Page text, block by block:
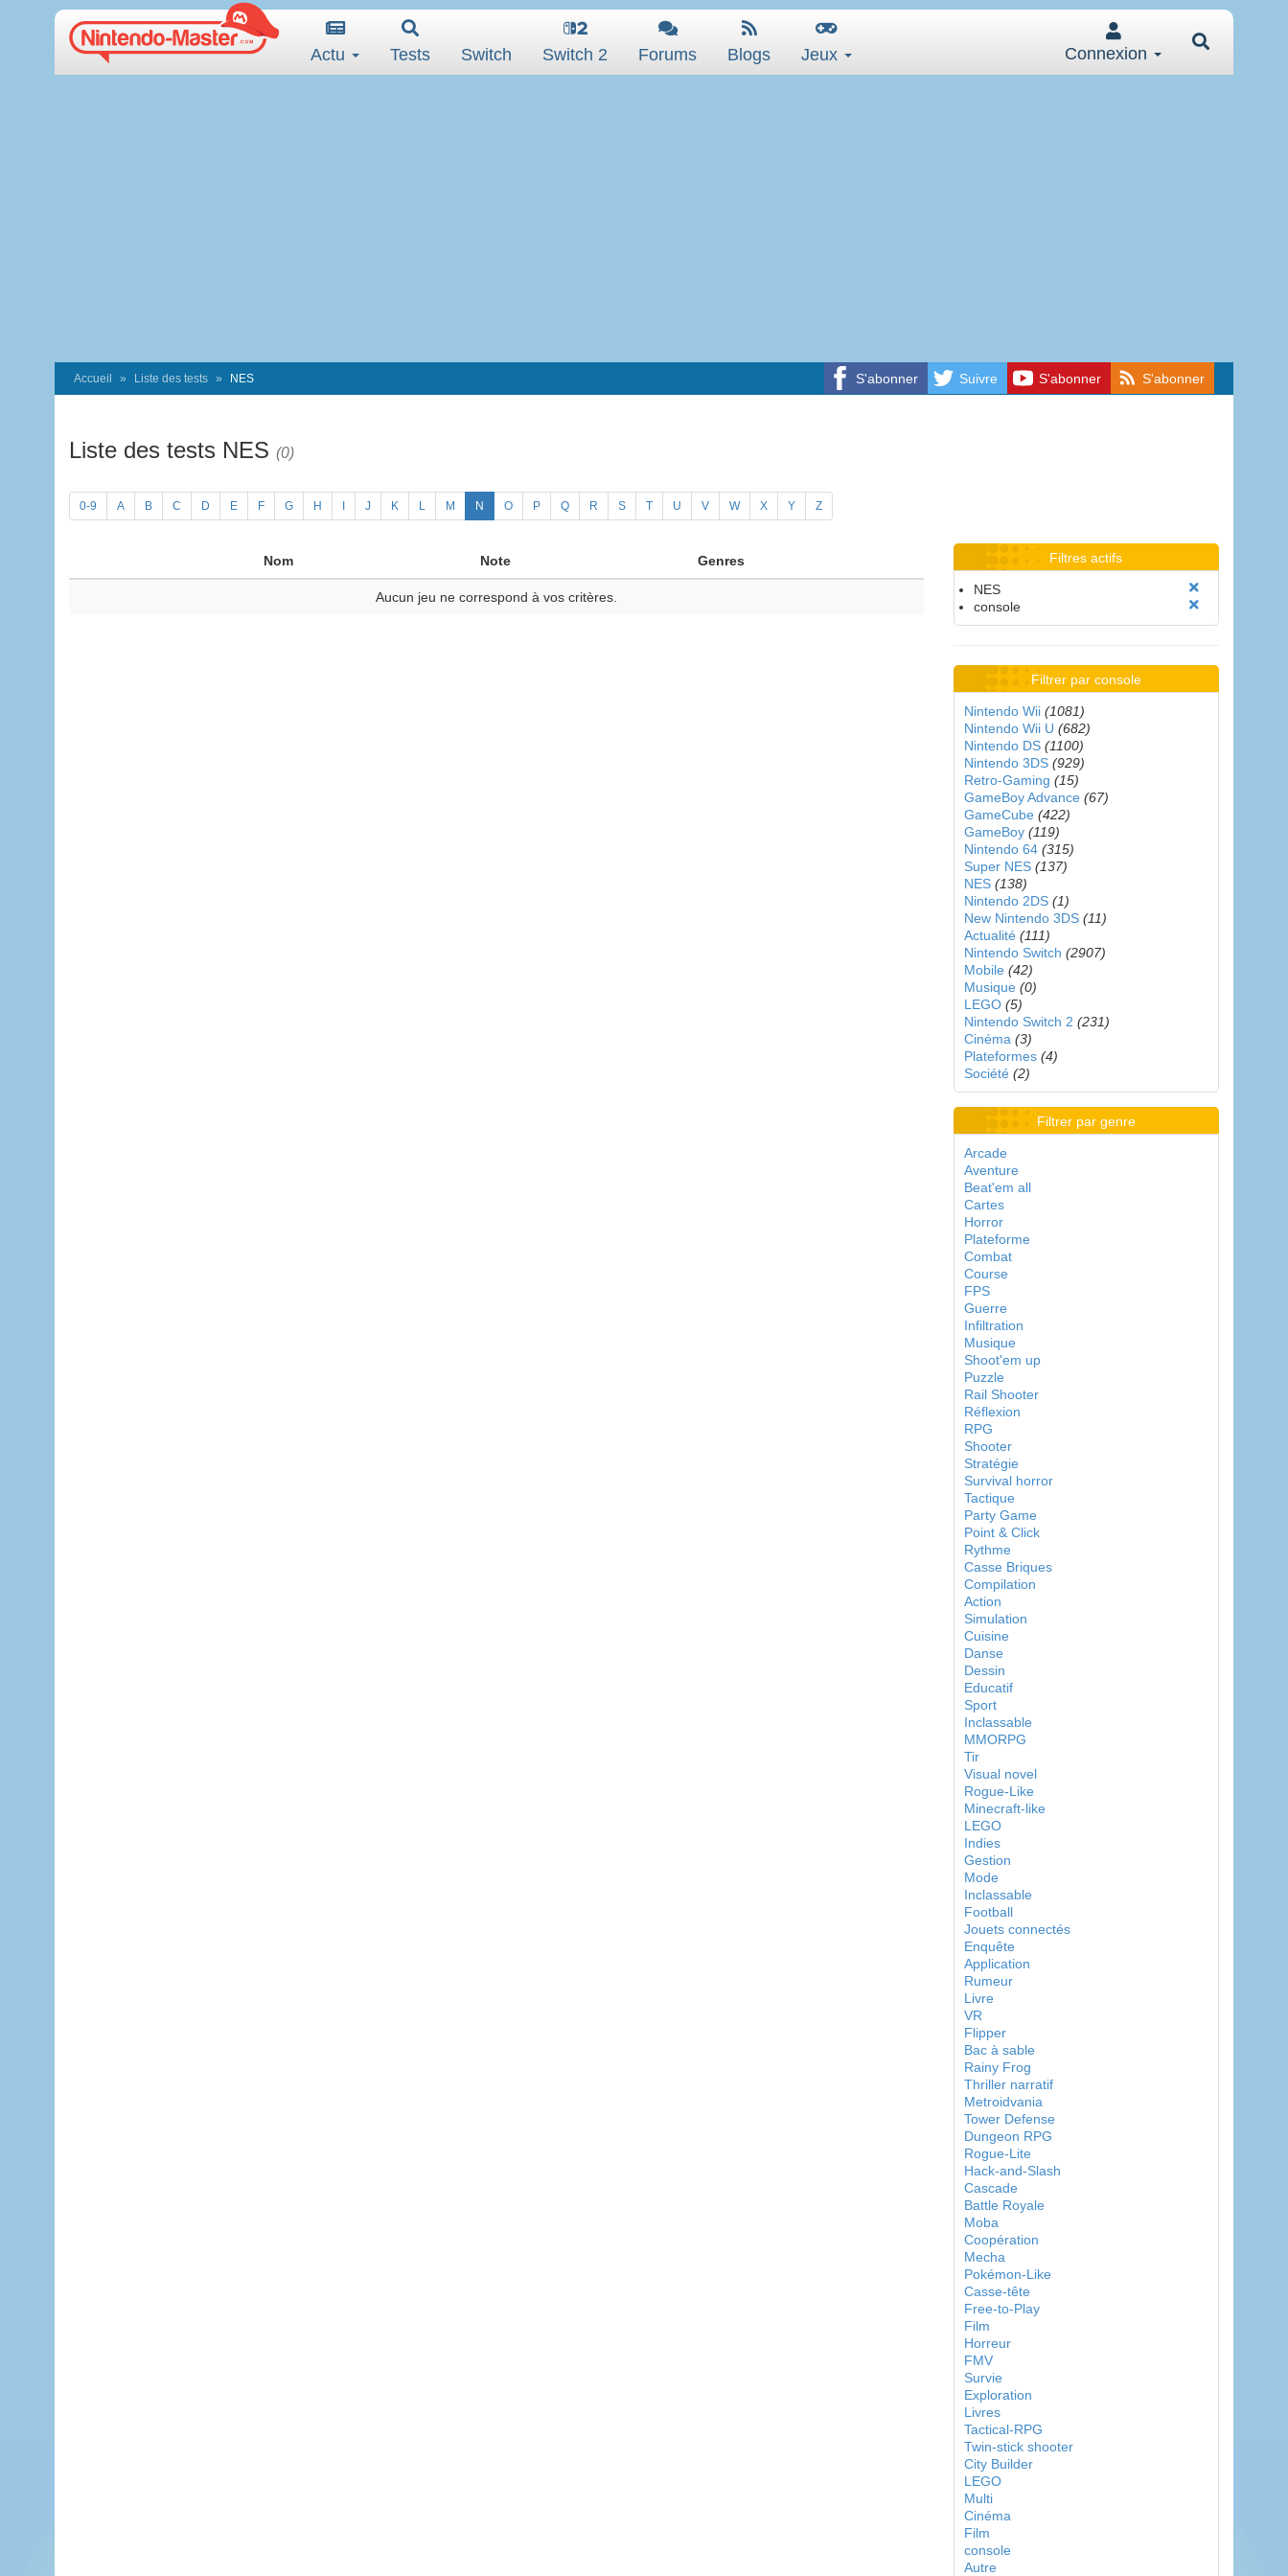
Actu Tests Switch Switch 2 Forums Blogs Jeux Connexion
S'abonner Suivre S'abonner S'abonner
Accueil Liste des tests NES
Liste des tests NES (0)
0-9 A B C D E F G H J K L M N O P Q R S T U V W X Y Z
Nom Note Genres
Aucun jeu ne correspond à vos critères.
Filtres actifs
NES
console
Filtrer par console
Nintendo Wii (1081)
Nintendo Wii U (682)
Nintendo DS (1100)
Nintendo 3DS (929)
Retro-Gaming (15)
GameBoy Advance (67)
GameCube (422)
GameBoy (119)
Nintendo 64 (315)
Super NES (137)
NES (138)
Nintendo 2DS (1)
New Nintendo 3DS (11)
Actualité (111)
Nintendo Switch (2907)
Mobile (42)
Musique (0)
LEGO (5)
Nintendo Switch 2 (231)
Cinéma (3)
Plateformes (4)
Société (2)
Filtrer par genre
Arcade
Aventure
Beat'em all
Cartes
Horror
Plateforme
Combat
Course
FPS
Guerre
Infiltration
Musique
Shoot'em up
Puzzle
Rail Shooter
Réflexion
RPG
Shooter
Stratégie
Survival horror
Tactique
Party Game
Point & Click
Rythme
Casse Briques
Compilation
Action
Simulation
Cuisine
Danse
Dessin
Educatif
Sport
Inclassable
MMORPG
Tir
Visual novel
Rogue-Like
Minecraft-like
LEGO
Indies
Gestion
Mode
Inclassable
Football
Jouets connectés
Enquête
Application
Rumeur
Livre
VR
Flipper
Bac à sable
Rainy Frog
Thriller narratif
Metroidvania
Tower Defense
Dungeon RPG
Rogue-Lite
Hack-and-Slash
Cascade
Battle Royale
Moba
Coopération
Mecha
Pokémon-Like
Casse-tête
Free-to-Play
Film
Horreur
FMV
Survie
Exploration
Livres
Tactical-RPG
Twin-stick shooter
City Builder
LEGO
Multi
Cinéma
Film
console
Autre